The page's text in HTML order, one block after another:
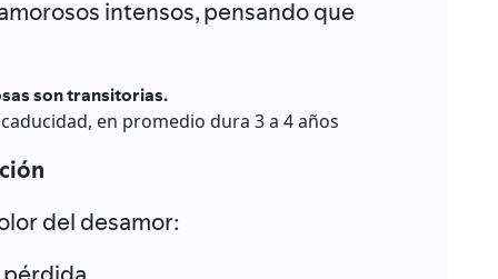
intensos, pensando que
son transitorias.
en promedio dura 3 a 4 años
del desamor: